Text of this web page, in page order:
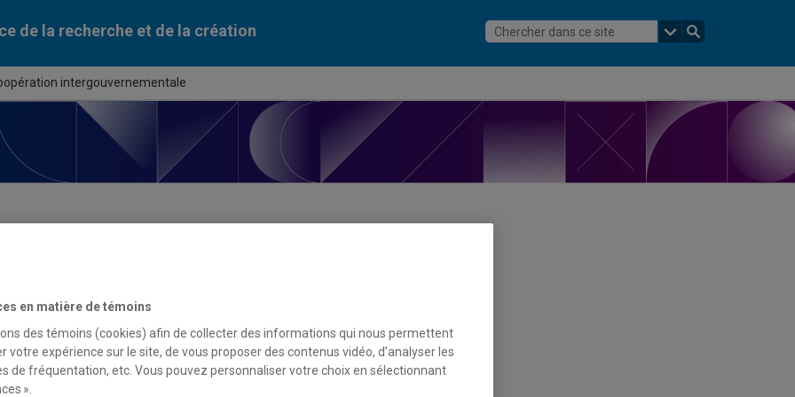
de la recherche et de la création
intergouvernementale
de financement
programme
intergouvernementale
en matière de témoins
des témoins (cookies) afin de collecter des informations qui nous permettent
votre expérience sur le site, de vous proposer des contenus vidéo, d’analyser les
de fréquentation, etc. Vous pouvez personnaliser votre choix en sélectionnant
».